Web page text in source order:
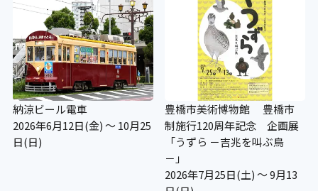
納涼ビール電車
2026年6月12日(金) ～ 10月25
日(日)
豊橋市美術博物館 豊橋市
制施行120周年記念 企画展
「うずら －吉兆を叫ぶ鳥
－」
2026年7月25日(土) ～ 9月13